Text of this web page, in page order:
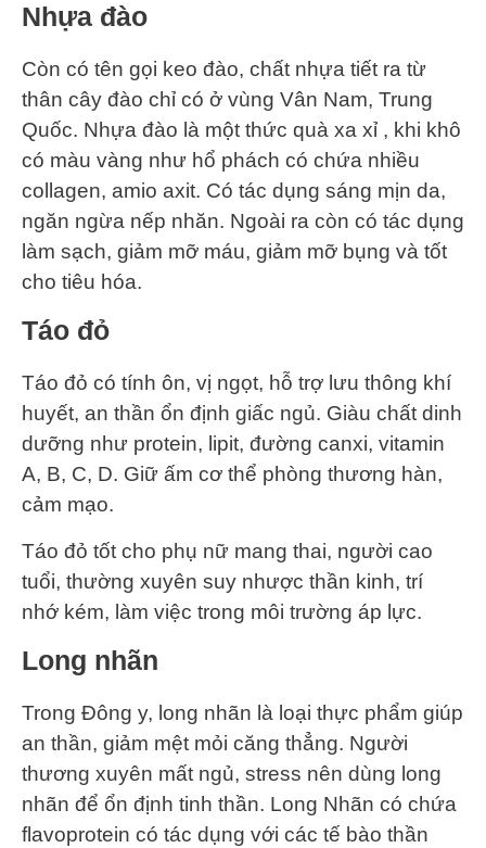
Nhựa đào
Còn có tên gọi keo đào, chất nhựa tiết ra từ
thân cây đào chỉ có ở vùng Vân Nam, Trung
Quốc. Nhựa đào là một thức quà xa xỉ , khi khô
có màu vàng như hổ phách có chứa nhiều
collagen, amio axit. Có tác dụng sáng mịn da,
ngăn ngừa nếp nhăn. Ngoài ra còn có tác dụng
làm sạch, giảm mỡ máu, giảm mỡ bụng và tốt
cho tiêu hóa.
Táo đỏ
Táo đỏ có tính ôn, vị ngọt, hỗ trợ lưu thông khí
huyết, an thần ổn định giấc ngủ. Giàu chất dinh
dưỡng như protein, lipit, đường canxi, vitamin
A, B, C, D. Giữ ấm cơ thể phòng thương hàn,
cảm mạo.
Táo đỏ tốt cho phụ nữ mang thai, người cao
tuổi, thường xuyên suy nhược thần kinh, trí
nhớ kém, làm việc trong môi trường áp lực.
Long nhãn
Trong Đông y, long nhãn là loại thực phẩm giúp
an thần, giảm mệt mỏi căng thẳng. Người
thương xuyên mất ngủ, stress nên dùng long
nhãn để ổn định tinh thần. Long Nhãn có chứa
flavoprotein có tác dụng với các tế bào thần